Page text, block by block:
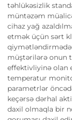
təhlükəsizlik
müntəzəm
cihaz yağ
etmək üçün sərt
müştərilərə onun
effektivliyinə olan
temperatur
parametrlər
keçərsə dərhal
daxil olmaqla bir